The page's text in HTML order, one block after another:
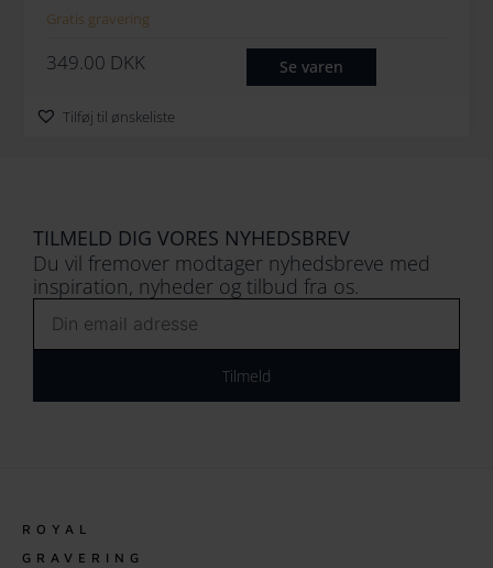
Gratis gravering
349.00 DKK Se varen
Tilføj til ønskeliste
TILMELD DIG VORES NYHEDSBREV
Du vil fremover modtager nyhedsbreve med
inspiration, nyheder og tilbud fra os.
Email
Tilmeld
ROYAL
GRAVERING